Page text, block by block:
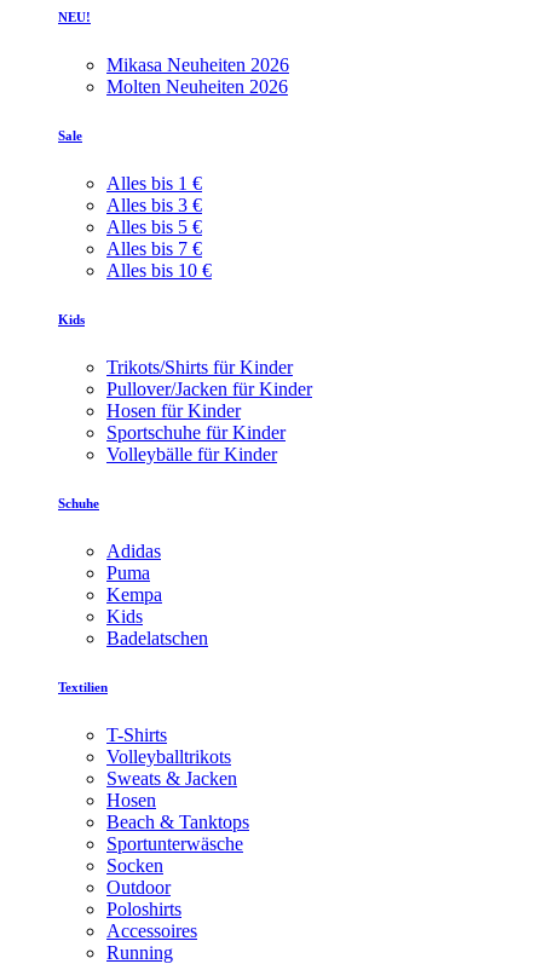
NEU!
Mikasa Neuheiten 2026
Molten Neuheiten 2026
Sale
Alles bis 1 €
Alles bis 3 €
Alles bis 5 €
Alles bis 7 €
Alles bis 10 €
Kids
Trikots/Shirts für Kinder
Pullover/Jacken für Kinder
Hosen für Kinder
Sportschuhe für Kinder
Volleybälle für Kinder
Schuhe
Adidas
Puma
Kempa
Kids
Badelatschen
Textilien
T-Shirts
Volleyballtrikots
Sweats & Jacken
Hosen
Beach & Tanktops
Sportunterwäsche
Socken
Outdoor
Poloshirts
Accessoires
Running